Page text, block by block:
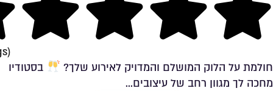
חולמת על הלוק המושלם והמדויק לאירוע שלך?
בסטודיו
מחכה לך מגוון רחב של עיצובים...